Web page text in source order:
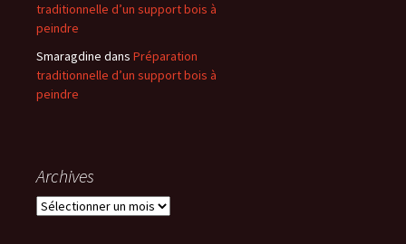
traditionnelle d’un support bois à
peindre
Smaragdine dans Préparation
traditionnelle d’un support bois à
peindre
Archives
Archives